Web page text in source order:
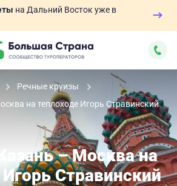
на Дальний Восток уже в
Речные круизы
на теплоходе Игорь Стравинский
– Москва на
Стравинский